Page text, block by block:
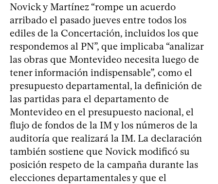
Novick y Martínez “rompe un acuerdo
arribado el pasado jueves entre todos los
ediles de la Concertación, incluidos los que
respondemos al PN”, que implicaba “analizar
las obras que Montevideo necesita luego de
tener información indispensable”, como el
presupuesto departamental, la definición de
las partidas para el departamento de
Montevideo en el presupuesto nacional, el
flujo de fondos de la IM y los números de la
auditoría que realizará la IM. La declaración
también sostiene que Novick modificó su
posición respeto de la campaña durante las
elecciones departamentales y que el